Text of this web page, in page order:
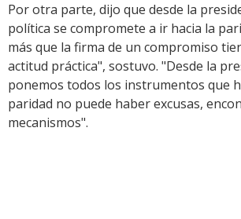
Por otra parte, dijo que desde la
política se compromete a ir hacia la
más que la firma de un compromiso
actitud práctica", sostuvo. "Desde la
ponemos todos los instrumentos que
paridad no puede haber excusas,
mecanismos".